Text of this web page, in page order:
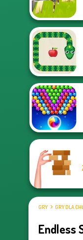
GRY GRY DLA
Endless